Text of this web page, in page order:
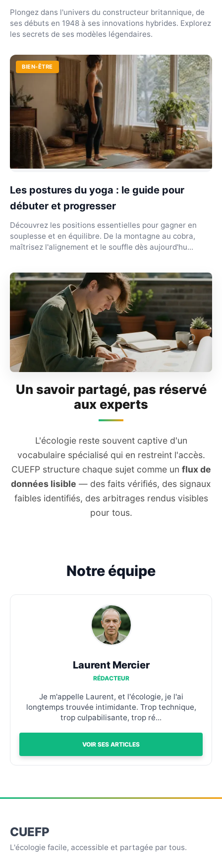
Plongez dans l'univers du constructeur britannique, de
ses débuts en 1948 à ses innovations hybrides. Explorez
les secrets de ses modèles légendaires.
BIEN-ÊTRE
Les postures du yoga : le guide pour
débuter et progresser
Découvrez les positions essentielles pour gagner en
souplesse et en équilibre. De la montagne au cobra,
maîtrisez l'alignement et le souffle dès aujourd'hu...
Un savoir partagé, pas réservé
aux experts
L'écologie reste souvent captive d'un
vocabulaire spécialisé qui en restreint l'accès.
CUEFP structure chaque sujet comme un flux de
données lisible — des faits vérifiés, des signaux
faibles identifiés, des arbitrages rendus visibles
pour tous.
Notre équipe
Laurent Mercier
RÉDACTEUR
Je m'appelle Laurent, et l'écologie, je l'ai
longtemps trouvée intimidante. Trop technique,
trop culpabilisante, trop ré...
VOIR SES ARTICLES
CUEFP
L'écologie facile, accessible et partagée par tous.